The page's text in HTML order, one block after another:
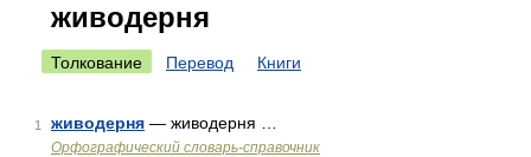
живодерня
Толкование Перевод Книги
1 живодерня — живодерня …
Орфографический словарь-справочник